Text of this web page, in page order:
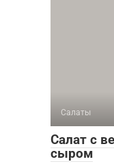
Салаты
Салат с
сыром